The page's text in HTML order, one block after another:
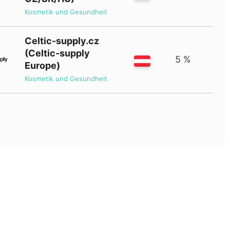
Kosmetik und Gesundheit
Celtic-supply.cz
(Celtic-supply
Europe)
Kosmetik und Gesundheit
5 %